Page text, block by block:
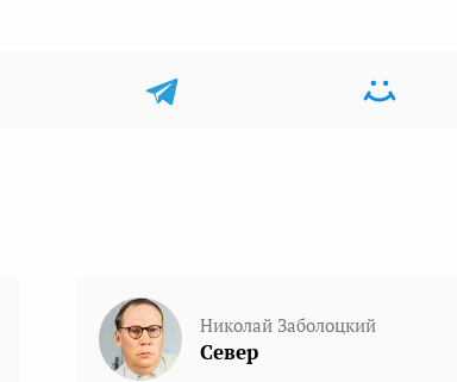
Николай Заболоцкий
Север